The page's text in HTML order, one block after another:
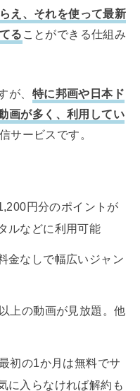
え、それを使って最新
る ことができる仕組み
が、 特に邦画や日本ド
画が多く、利用してい
サービスです。
円分のポイントが
ルなどに利用可能
金なしで幅広いジャン
上の動画が見放題。他
初の1か月は無料でサ
に入らなければ解約も